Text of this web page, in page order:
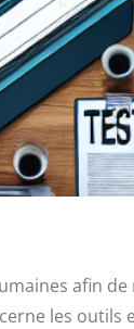
afin
les outils